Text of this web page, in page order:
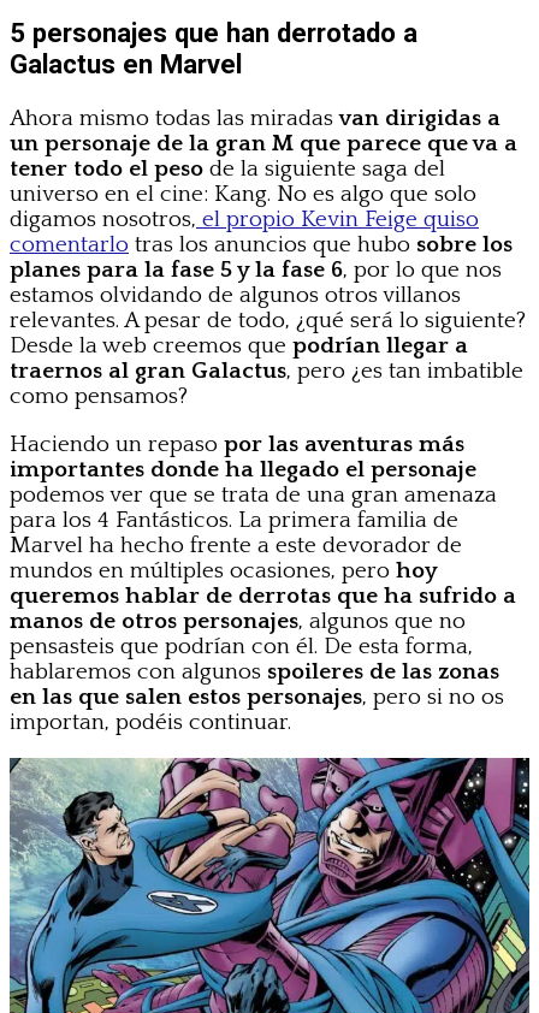
5 personajes que han derrotado a
Galactus en Marvel
Ahora mismo todas las miradasvan dirigidas a
un personaje de la gran M que parece que va a
tener todo el peso de la siguiente saga del
universo en el cine: Kang. No es algo que solo
digamos nosotros, el propio Kevin Feige quiso
comentarlo tras los anuncios que hubo sobre los
planes para la fase 5 y la fase 6, por lo que nos
estamos olvidando de algunos otros villanos
relevantes. A pesar de todo, ¿qué será lo siguiente?
Desde la web creemos que podrían llegar a
traernos al gran Galactus, pero ¿es tan imbatible
como pensamos?
Haciendo un repaso por las aventuras más
importantes donde ha llegado el personaje
podemos ver que se trata de una gran amenaza
para los 4 Fantásticos. La primera familia de
Marvel ha hecho frente a este devorador de
mundos en múltiples ocasiones, pero hoy
queremos hablar de derrotas que ha sufrido a
manos de otros personajes, algunos que no
pensasteis que podrían con él. De esta forma,
hablaremos con algunos spoileres de las zonas
en las que salen estos personajes, pero si no os
importan, podéis continuar.